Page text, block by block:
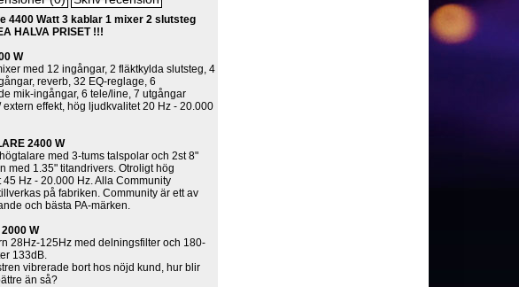
4400 Watt 3 kablar 1 mixer 2 slutsteg
HALVA PRISET !!!
W
med 12 ingångar, 2 fläktkylda slutsteg, 4
reverb, 32 EQ-reglage, 6
mik-ingångar, 6 tele/line, 7 utgångar
extern effekt, hög ljudkvalitet 20 Hz - 20.000
2400 W
med 3-tums talspolar och 2st 8"
med 1.35" titandrivers. Otroligt hög
45 Hz - 20.000 Hz. Alla Community
på fabriken. Community är ett av
och bästa PA-märken.
W
28Hz-125Hz med delningsfilter och 180-
133dB.
vibrerade bort hos nöjd kund, hur blir
än så?